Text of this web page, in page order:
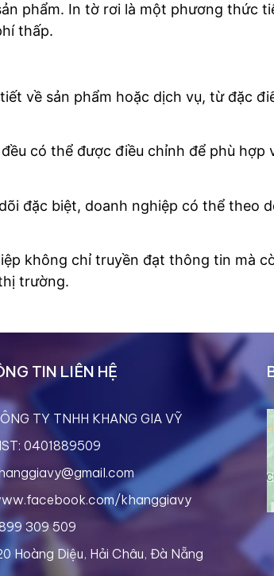
phẩm. In tờ rơi là một phương thức
thấp.
về sản phẩm hoặc dịch vụ, từ đặc
có thể được điều chỉnh để phù
đặc biệt, doanh nghiệp có thể theo
không chỉ truyền đạt thông tin mà
trường.
TIN LIÊN HỆ
TY TNHH KHANG GIA VỸ
0401889509
khanggiavy
309 509
Hoàng Diệu, Hải Châu, Đà Nẵng